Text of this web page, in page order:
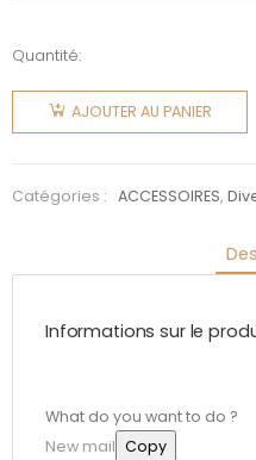
Quantité:
quantité
de Brice
de Nice :
dent de
AJOUTER AU PANIER
Catégories : ACCESSOIRES,
Informations sur le
What do you want to do ?
New mail Copy